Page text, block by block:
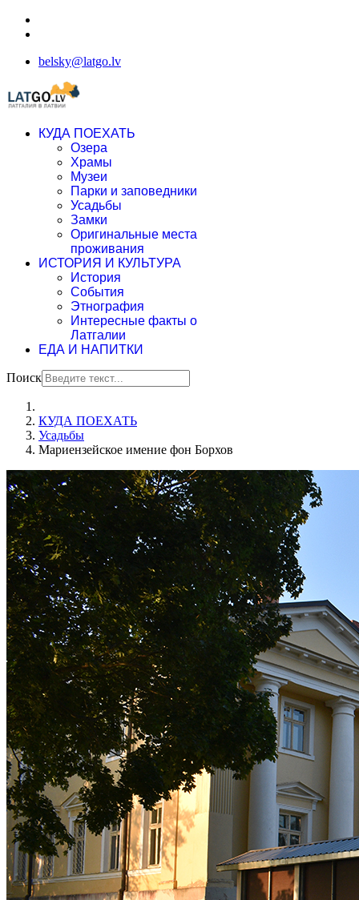
belsky@latgo.lv
КУДА ПОЕХАТЬ
Озера
Храмы
Музеи
Парки и заповедники
Усадьбы
Замки
Оригинальные места
проживания
ИСТОРИЯ И КУЛЬТУРА
История
События
Этнография
Интересные факты о
Латгалии
ЕДА И НАПИТКИ
Поиск
КУДА ПОЕХАТЬ
Усадьбы
Мариензейское имение фон Борхов